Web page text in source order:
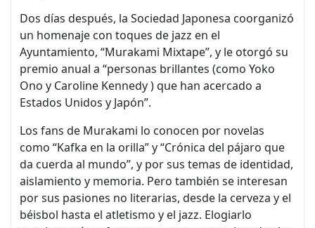
Dos días después, la Sociedad Japonesa coorganizó
un homenaje con toques de jazz en el
Ayuntamiento, “Murakami Mixtape”, y le otorgó su
premio anual a “personas brillantes (como Yoko
Ono y Caroline Kennedy ) que han acercado a
Estados Unidos y Japón”.
Los fans de Murakami lo conocen por novelas
como “Kafka en la orilla” y “Crónica del pájaro que
da cuerda al mundo”, y por sus temas de identidad,
aislamiento y memoria. Pero también se interesan
por sus pasiones no literarias, desde la cerveza y el
béisbol hasta el atletismo y el jazz. Elogiarlo